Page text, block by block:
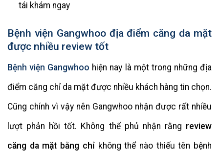
tái khám ngay
Bệnh viện Gangwhoo địa điểm căng da mặt
được nhiều review tốt
Bệnh viện Gangwhoo hiện nay là một trong những địa
điểm căng chỉ da mặt được nhiều khách hàng tin chọn.
Cũng chính vì vậy nên Gangwhoo nhận được rất nhiều
lượt phản hồi tốt. Không thể phủ nhận rằng review
căng da mặt bằng chỉkhông thể nào thiếu tên bệnh